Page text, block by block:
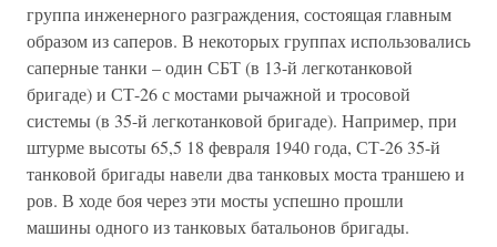
группа инженерного разграждения, состоящая главным
образом из саперов. В некоторых группах использовались
саперные танки – один СБТ (в 13-й легкотанковой
бригаде) и СТ-26 с мостами рычажной и тросовой
системы (в 35-й легкотанковой бригаде). Например, при
штурме высоты 65,5 18 февраля 1940 года, СТ-26 35-й
танковой бригады навели два танковых моста траншею и
ров. В ходе боя через эти мосты успешно прошли
машины одного из танковых батальонов бригады.